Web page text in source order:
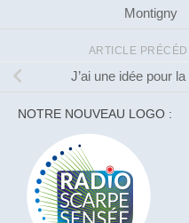
Montigny
ARTICLE
J’ai une idée pour
NOTRE NOUVEAU LOGO :